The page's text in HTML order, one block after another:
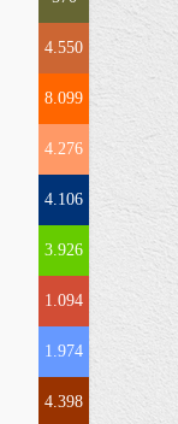
4.550
8.099
4.276
4.106
3.926
1.094
1.974
4.398